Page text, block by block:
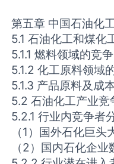
第五章 中国石油化
5.1 石油化工和煤化
5.1.1 燃料领域的竞争
5.1.2 化工原料领域
5.1.3 产品原料及成
5.2 石油化工产业竞
5.2.1 行业内竞争者
（1）国外石化巨头
（2）国内石化企业